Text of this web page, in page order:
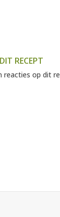
RECEPT
reacties op dit